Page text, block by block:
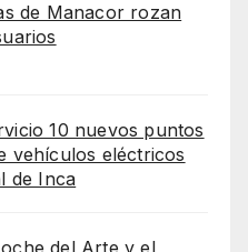
de Manacor rozan
10 nuevos puntos
vehículos eléctricos
de Inca